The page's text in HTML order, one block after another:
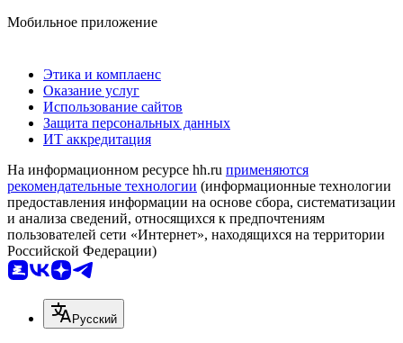
Мобильное приложение
Этика и комплаенс
Оказание услуг
Использование сайтов
Защита персональных данных
ИТ аккредитация
На информационном ресурсе hh.ru применяются
рекомендательные технологии (информационные технологии
предоставления информации на основе сбора, систематизации
и анализа сведений, относящихся к предпочтениям
пользователей сети «Интернет», находящихся на территории
Российской Федерации)
Русский